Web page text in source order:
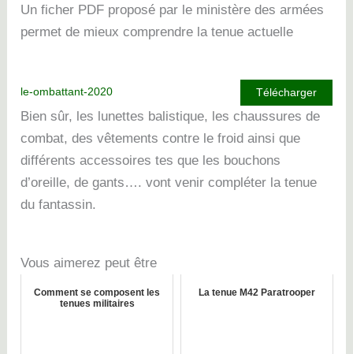
Un ficher PDF proposé par le ministère des armées
permet de mieux comprendre la tenue actuelle
le-ombattant-2020 Télécharger
Bien sûr, les lunettes balistique, les chaussures de
combat, des vêtements contre le froid ainsi que
différents accessoires tes que les bouchons
d’oreille, de gants…. vont venir compléter la tenue
du fantassin.
Vous aimerez peut être
Comment se composent les
tenues militaires
La tenue M42 Paratrooper